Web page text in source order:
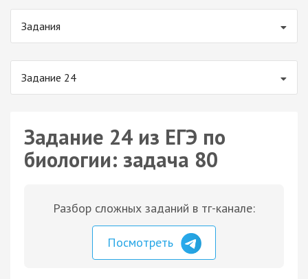
Задания
Задание 24
Задание 24 из ЕГЭ по
биологии: задача 80
Разбор сложных заданий в тг-канале:
Посмотреть